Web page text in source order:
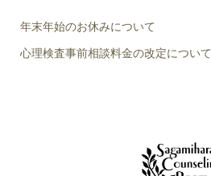
年末年始のお休みについて
心理検査事前相談料金の改定について